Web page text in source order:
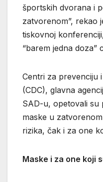
športskih dvorana i
zatvorenom”, rekao
tiskovnoj
“barem jedna doza”
Centri za prevenciju
(CDC), glavna
SAD-u, opetovali
maske u
rizika, čak i za one
Maske i za one koji